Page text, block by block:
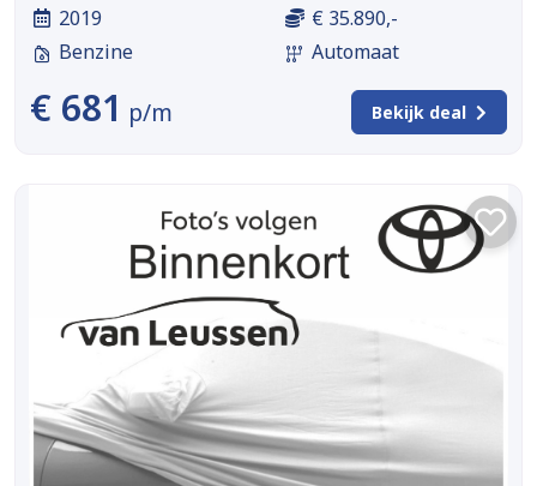
2019
Benzine
€ 35.890,-
Automaat
€ 681 p/m Bekijk deal